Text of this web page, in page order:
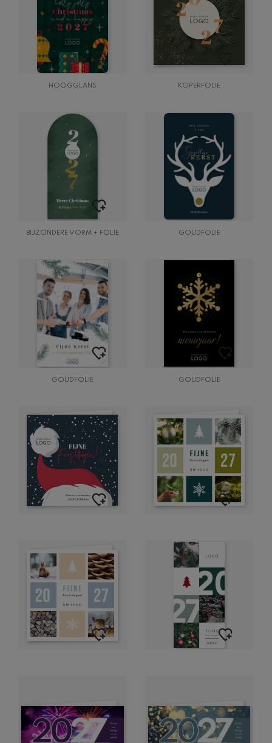
HOOGGLANS KOPERFOLIE
BIJZONDERE VORM + FOLIE GOUDFOLIE
GOUDFOLIE GOUDFOLIE